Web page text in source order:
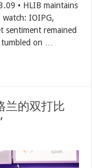
• HLIB maintains
watch: IOIPG,
sentiment remained
on …
兰的双打比